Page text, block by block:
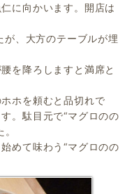
に向かいます。開店は
、大方のテーブルが埋
を降ろしますと満席と
ホを頼むと品切れで
。駄目元で“マグロのの
めて味わう“マグロのの